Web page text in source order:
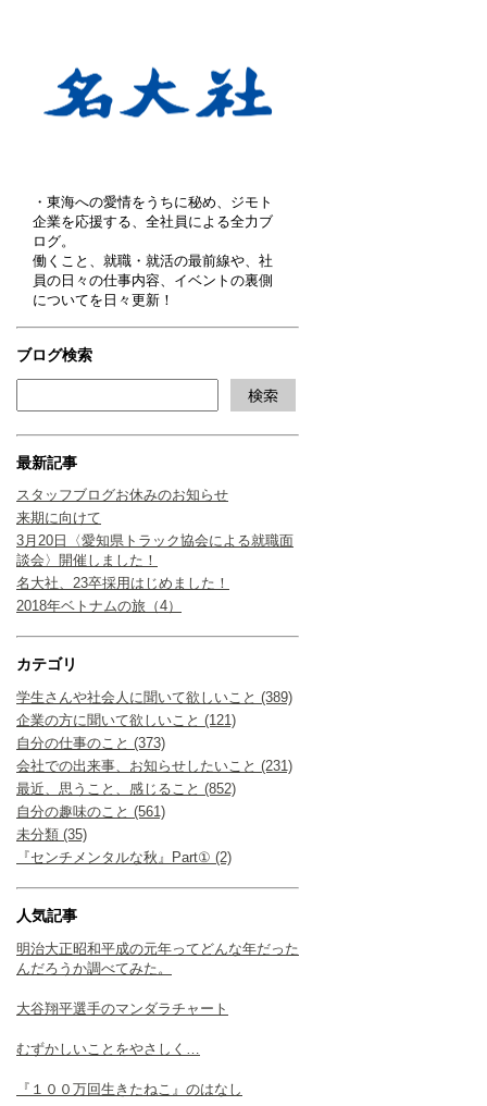
・東海への愛情をうちに秘め、ジモト
企業を応援する、全社員による全力ブ
ログ。
働くこと、就職・就活の最前線や、社
員の日々の仕事内容、イベントの裏側
についてを日々更新！
ブログ検索
最新記事
スタッフブログお休みのお知らせ
来期に向けて
3月20日〈愛知県トラック協会による就職面
談会〉開催しました！
名大社、23卒採用はじめました！
2018年ベトナムの旅（4）
カテゴリ
学生さんや社会人に聞いて欲しいこと (389)
企業の方に聞いて欲しいこと (121)
自分の仕事のこと (373)
会社での出来事、お知らせしたいこと (231)
最近、思うこと、感じること (852)
自分の趣味のこと (561)
未分類 (35)
『センチメンタルな秋』Part① (2)
人気記事
明治大正昭和平成の元年ってどんな年だった
んだろうか調べてみた。
大谷翔平選手のマンダラチャート
むずかしいことをやさしく…
『１００万回生きたねこ』のはなし